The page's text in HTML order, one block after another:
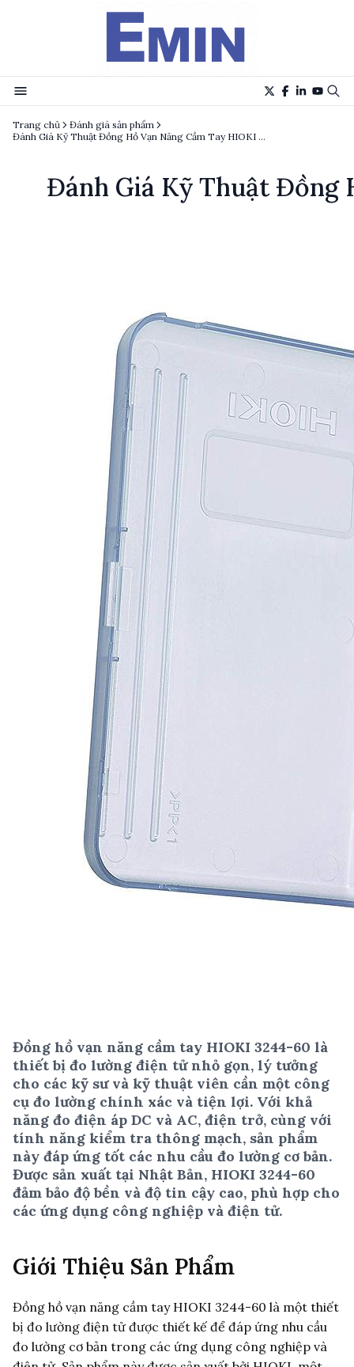
Trang chủ
Đánh giá sản phẩm
Đánh Giá Kỹ Thuật Đồng Hồ Vạn Năng Cầm Tay HIOKI 3244-60
Đánh Giá Kỹ Thuật Đồng
Đồng hồ vạn năng cầm tay HIOKI 3244-60 là
thiết bị đo lường điện tử nhỏ gọn, lý tưởng
cho các kỹ sư và kỹ thuật viên cần một công
cụ đo lường chính xác và tiện lợi. Với khả
năng đo điện áp DC và AC, điện trở, cùng với
tính năng kiểm tra thông mạch, sản phẩm
này đáp ứng tốt các nhu cầu đo lường cơ bản.
Được sản xuất tại Nhật Bản, HIOKI 3244-60
đảm bảo độ bền và độ tin cậy cao, phù hợp cho
các ứng dụng công nghiệp và điện tử.
Giới Thiệu Sản Phẩm
Đồng hồ vạn năng cầm tay HIOKI 3244-60 là một thiết
bị đo lường điện tử được thiết kế để đáp ứng nhu cầu
đo lường cơ bản trong các ứng dụng công nghiệp và